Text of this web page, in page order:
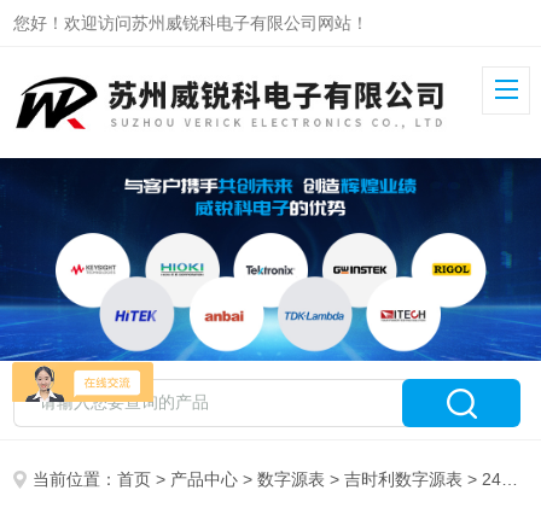
您好！欢迎访问苏州威锐科电子有限公司网站！
当前位置：首页 > 产品中心 >数字源表 >吉时利数字源表 > 2400吉时利数字源表